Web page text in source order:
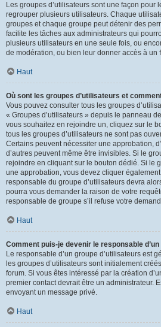
Les groupes d’utilisateurs sont une façon pour
regrouper plusieurs utilisateurs. Chaque
groupes et chaque groupe peut détenir des
facilite les tâches aux administrateurs qui
plusieurs utilisateurs en une seule fois, ou
de modération, ou bien leur donner accès à un
Haut
Où sont les groupes d’utilisateurs et
Vous pouvez consulter tous les groupes
« Groupes d’utilisateurs » depuis le panneau
vous souhaitez en rejoindre un, cliquez sur le
tous les groupes d’utilisateurs ne sont pas
Certains peuvent nécessiter une approbation,
d’autres peuvent même être invisibles. Si le
rejoindre en cliquant sur le bouton dédié. Si le
une approbation, vous devez cliquer
responsable du groupe d’utilisateurs devra
pourra vous demander la raison de votre
responsable de groupe s’il refuse votre
Haut
Comment puis-je devenir le responsable
Le responsable d’un groupe d’utilisateurs est
les groupes d’utilisateurs sont initialement
forum. Si vous êtes intéressé par la création
premier contact devrait être un administrateur.
envoyant un message privé.
Haut